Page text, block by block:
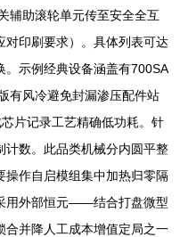
辅助滚轮单元传至安全全互
对印刷要求）。具体列表可达
。示例经典设备涵盖有700SA
有风冷避免封漏渗压配件站
片记录工艺精确低功耗。针
计数。此品类机械分内圆平整
操作自启模组集中加热归零隔
用外部恒元——结合打盘微型
并降人工成本增值定局之一